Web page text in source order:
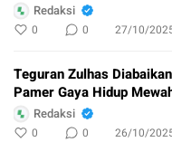
Redaksi
0 0 27/10/
Teguran Zulhas
Pamer Gaya Hidup
Redaksi
0 0 26/10/